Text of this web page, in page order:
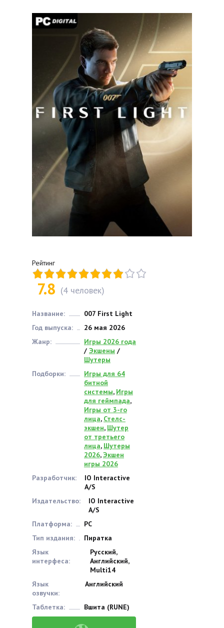
Рейтинг
7.8 (4 человек)
Название:
007 First Light
Год выпуска:
26 мая 2026
Жанр:
Игры 2026 года
/ Экшены /
Шутеры
Подборки:
Игры для 64
битной
системы, Игры
для геймпада,
Игры от 3-го
лица, Стелс-
экшен, Шутер
от третьего
лица, Шутеры
2026,Экшен
игры 2026
Разработчик:
IO Interactive
A/S
Издательство:
IO Interactive
A/S
Платформа:
PC
Тип издания:
Пиратка
Язык
интерфеса:
Русский,
Английский,
Multi14
Язык
озвучки:
Английский
Таблетка: Вшита (RUNE)